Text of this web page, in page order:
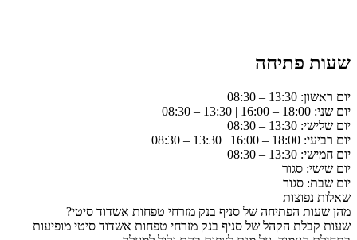
שעות פתיחה
יום ראשון: 13:30 – 08:30
יום שני: 18:00 – 16:00 | 13:30 – 08:30
יום שלישי: 13:30 – 08:30
יום רביעי: 18:00 – 16:00 | 13:30 – 08:30
יום חמישי: 13:30 – 08:30
יום שישי: סגור
יום שבת: סגור
שאלות נפוצות
מהן שעות הפתיחה של סניף בנק מזרחי טפחות אשדוד סיטי?
שעות קבלת הקהל של סניף בנק מזרחי טפחות אשדוד סיטי מופיעות